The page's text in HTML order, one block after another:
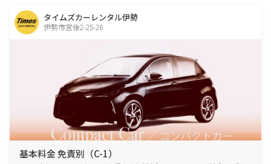
タイムズカーレンタル伊勢
伊勢市宮後2-25-26
基本料金 免責別（C-1）